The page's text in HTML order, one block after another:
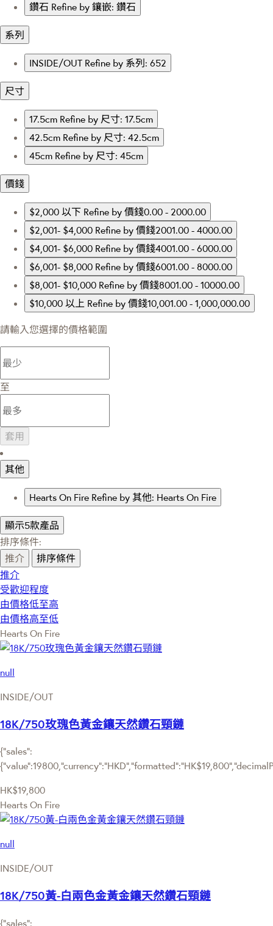
鑽石 Refine by 鑲嵌: 鑽石
系列
INSIDE/OUT Refine by 系列: 652
尺寸
17.5cm Refine by 尺寸: 17.5cm
42.5cm Refine by 尺寸: 42.5cm
45cm Refine by 尺寸: 45cm
價錢
$2,000 以下 Refine by 價錢0.00 - 2000.00
$2,001- $4,000 Refine by 價錢2001.00 - 4000.00
$4,001- $6,000 Refine by 價錢4001.00 - 6000.00
$6,001- $8,000 Refine by 價錢6001.00 - 8000.00
$8,001- $10,000 Refine by 價錢8001.00 - 10000.00
$10,000 以上 Refine by 價錢10,001.00 - 1,000,000.00
請輸入您選擇的價格範圍
至
套用
其他
Hearts On Fire Refine by 其他: Hearts On Fire
顯示5款產品
排序條件:
推介
排序條件
推介
受歡迎程度
由價格低至高
由價格高至低
Hearts On Fire
null
INSIDE/OUT
18K/750玫瑰色黃金鑲天然鑽石頸鏈
{"sales":
HK$19,800
Hearts On Fire
null
INSIDE/OUT
18K/750黃-白兩色金黃金鑲天然鑽石頸鏈
{"sales":